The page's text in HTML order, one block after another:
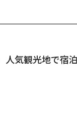
気観光地で宿